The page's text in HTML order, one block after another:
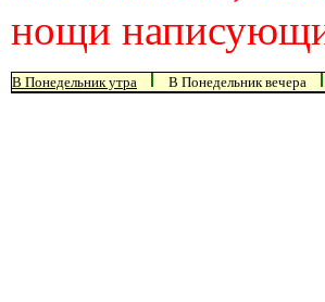
нощи
В Понедельник утра В Понедельник вечера